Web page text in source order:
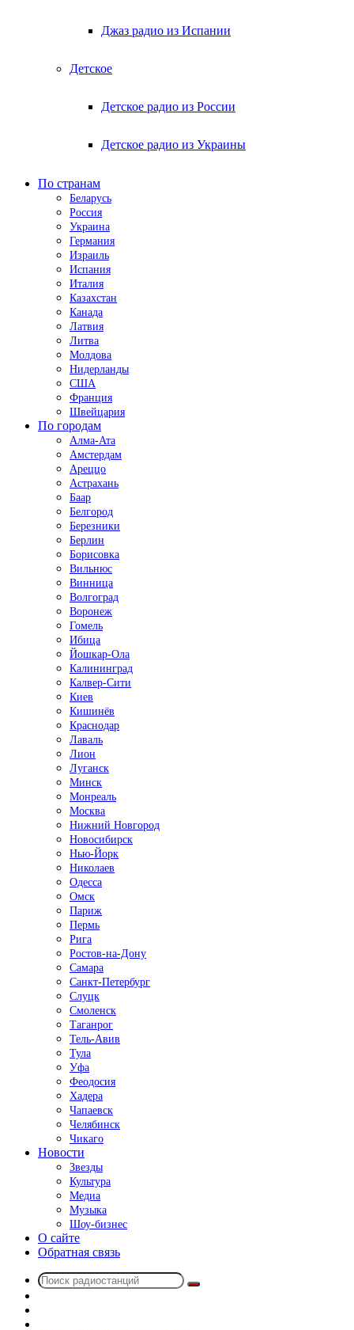
Джаз радио из Испании
Детское
Детское радио из России
Детское радио из Украины
По странам
Беларусь
Россия
Украина
Германия
Израиль
Испания
Италия
Казахстан
Канада
Латвия
Литва
Молдова
Нидерланды
США
Франция
Швейцария
По городам
Алма-Ата
Амстердам
Ареццо
Астрахань
Баар
Белгород
Березники
Берлин
Борисовка
Вильнюс
Винница
Волгоград
Воронеж
Гомель
Ибица
Йошкар-Ола
Калининград
Калвер-Сити
Киев
Кишинёв
Краснодар
Лаваль
Лион
Луганск
Минск
Монреаль
Москва
Нижний Новгород
Новосибирск
Нью-Йорк
Николаев
Одесса
Омск
Париж
Пермь
Рига
Ростов-на-Дону
Самара
Санкт-Петербург
Слуцк
Смоленск
Таганрог
Тель-Авив
Тула
Уфа
Феодосия
Хадера
Чапаевск
Челябинск
Чикаго
Новости
Звезды
Культура
Медиа
Музыка
Шоу-бизнес
О сайте
Обратная связь
Поиск